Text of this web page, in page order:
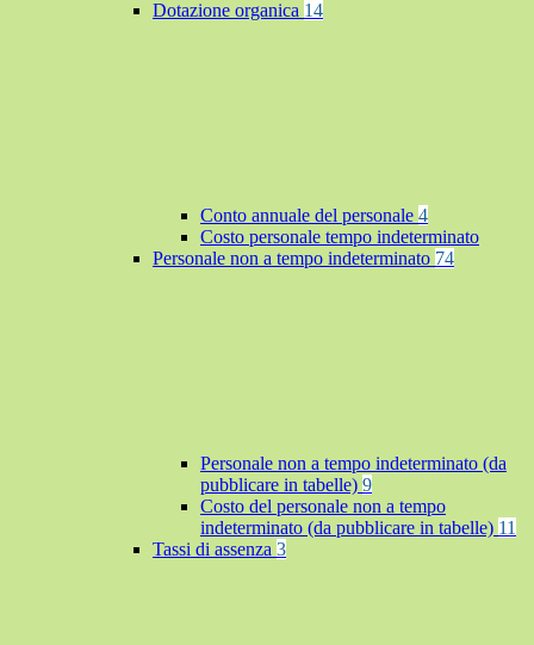
Dotazione organica 14
Conto annuale del personale 4
Costo personale tempo indeterminato
Personale non a tempo indeterminato 74
Personale non a tempo indeterminato (da
pubblicare in tabelle) 9
Costo del personale non a tempo
indeterminato (da pubblicare in tabelle) 11
Tassi di assenza 3